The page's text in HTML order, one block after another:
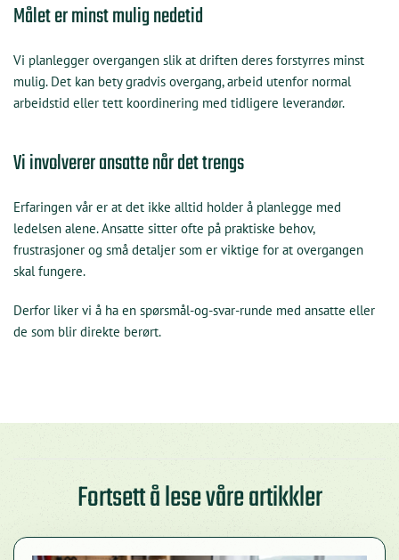
Målet er minst mulig nedetid
Vi planlegger overgangen slik at driften deres forstyrres minst
mulig. Det kan bety gradvis overgang, arbeid utenfor normal
arbeidstid eller tett koordinering med tidligere leverandør.
Vi involverer ansatte når det trengs
Erfaringen vår er at det ikke alltid holder å planlegge med
ledelsen alene. Ansatte sitter ofte på praktiske behov,
frustrasjoner og små detaljer som er viktige for at overgangen
skal fungere.
Derfor liker vi å ha en spørsmål-og-svar-runde med ansatte eller
de som blir direkte berørt.
Fortsett å lese våre artikkler